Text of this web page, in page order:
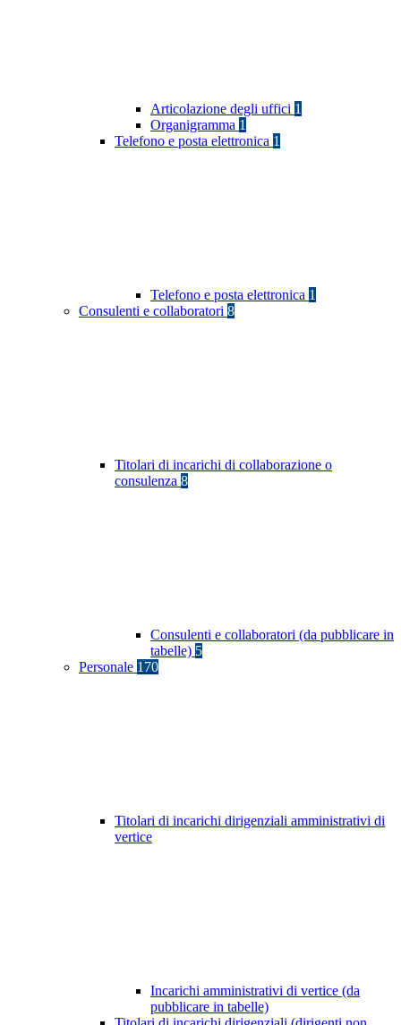
Articolazione degli uffici 1
Organigramma 1
Telefono e posta elettronica 1
Telefono e posta elettronica 1
Consulenti e collaboratori 8
Titolari di incarichi di collaborazione o
consulenza 8
Consulenti e collaboratori (da pubblicare in
tabelle) 5
Personale 170
Titolari di incarichi dirigenziali amministrativi di
vertice
Incarichi amministrativi di vertice (da
pubblicare in tabelle)